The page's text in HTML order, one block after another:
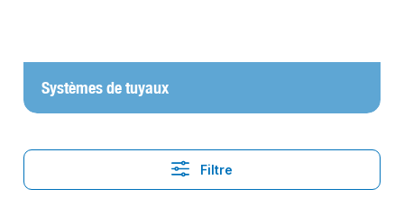
Systèmes de tuyaux
Filtre